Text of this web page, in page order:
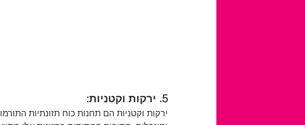
5. ירקות וקטניות:
ירקות וקטניות הם תחנות כוח תזונתיות